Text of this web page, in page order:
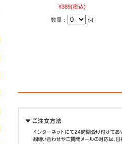
¥389(税込)
数量： 個